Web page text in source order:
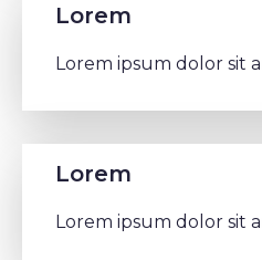
Lorem
Lorem ipsum dolor sit
Lorem
Lorem ipsum dolor sit